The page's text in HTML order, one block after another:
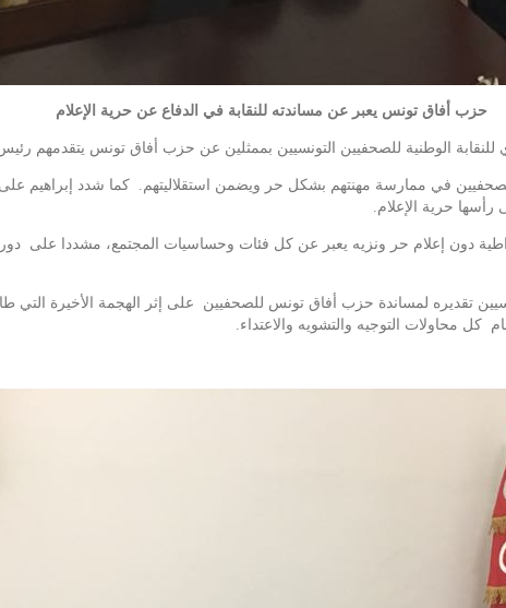
حزب أفاق تونس يعبر عن مساندته للنقابة في الدفاع عن حرية الإعلام
في ممارسة مهنتهم بشكل حر ويضمن استقلاليتهم. كما شدد إبراهيم على
حرية الإعلام.
دون إعلام حر ونزيه يعبر عن كل فئات وحساسيات المجتمع، مشددا على دور
تقديره لمساندة حزب أفاق تونس للصحفيين على إثر الهجمة الأخيرة
كل محاولات التوجيه والتشويه والاعتداء.